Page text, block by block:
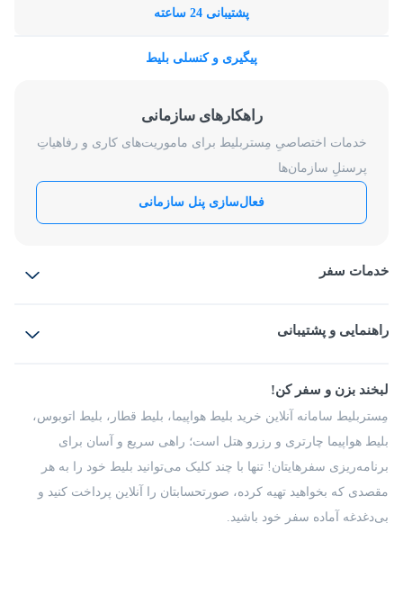
پشتیبانی 24 ساعته
پیگیری و کنسلی بلیط
راهکارهای سازمانی
خدمات اختصاصیِ مِستربلیط برای ماموریت‌های کاری و رفاهیاتِ
پرسنلِ سازمان‌ها
فعال‌سازی پنل سازمانی
خدمات سفر
بلیط قطار
راهنمایی و پشتیبانی
شرایط و مقررات
راهکار سازمانی
فرصت‌های شغلی
درباره ما
لبخند بزن و سفر کن!
مِستربلیط سامانه آنلاین خرید بلیط هواپیما، بلیط قطار، بلیط اتوبوس،
بلیط هواپیما چارتری و رزرو هتل است؛ راهی سریع و آسان برای
برنامه‌ریزی سفرهایتان! تنها با چند کلیک می‌توانید بلیط خود را به هر
مقصدی که بخواهید تهیه کرده، صورتحسابتان را آنلاین پرداخت کنید و
بی‌دغدغه آماده سفر خود باشید.